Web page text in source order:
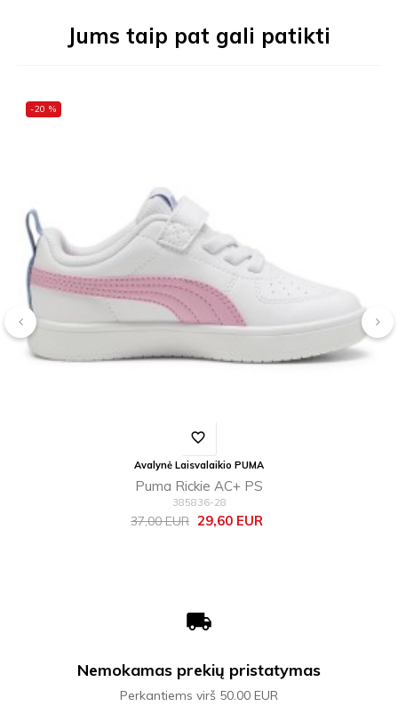
Jums taip pat gali patikti
-20 %
favorite_border
Avalynė Laisvalaikio PUMA
Puma Rickie AC+ PS
385836-28
Bazinė
37,00 EUR Kaina
29,60 EUR
local_shipping
Nemokamas prekių pristatymas
Perkantiems virš 50.00 EUR